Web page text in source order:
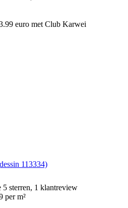
euro met Club Karwei
113334)
5 sterren, 1 klantreview
per m²